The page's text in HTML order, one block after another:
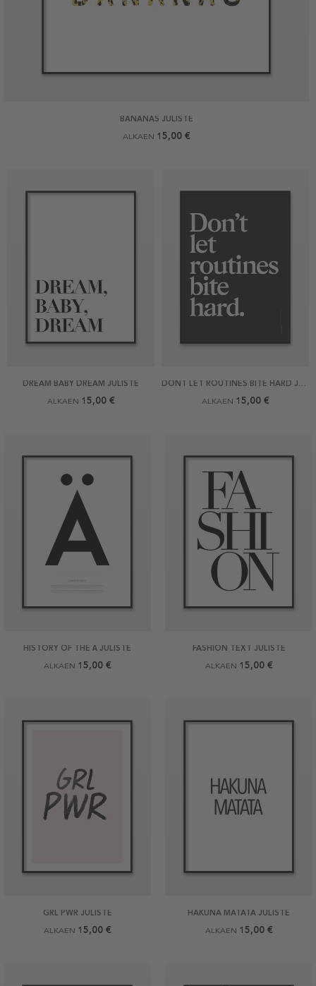
BANANAS JULISTE
ALKAEN 15,00 €
DREAM BABY DREAM JULISTE
ALKAEN 15,00 €
DONT LET ROUTINES BITE HARD JULISTE
ALKAEN 15,00 €
HISTORY OF THE Ä JULISTE
ALKAEN 15,00 €
FASHION TEXT JULISTE
ALKAEN 15,00 €
GRL PWR JULISTE
ALKAEN 15,00 €
HAKUNA MATATA JULISTE
ALKAEN 15,00 €